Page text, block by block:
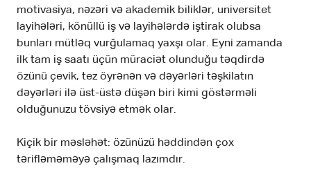
motivasiya, nəzəri və akademik biliklər, universitet
layihələri, könüllü iş və layihələrdə iştirak olubsa
bunları mütləq vurğulamaq yaxşı olar. Eyni zamanda
ilk tam iş saatı üçün müraciət olunduğu təqdirdə
özünü çevik, tez öyrənən və dəyərləri təşkilatın
dəyərləri ilə üst-üstə düşən biri kimi göstərməli
olduğunuzu tövsiyə etmək olar.
Kiçik bir məsləhət: özünüzü həddindən çox
tərifləməməyə çalışmaq lazımdır.